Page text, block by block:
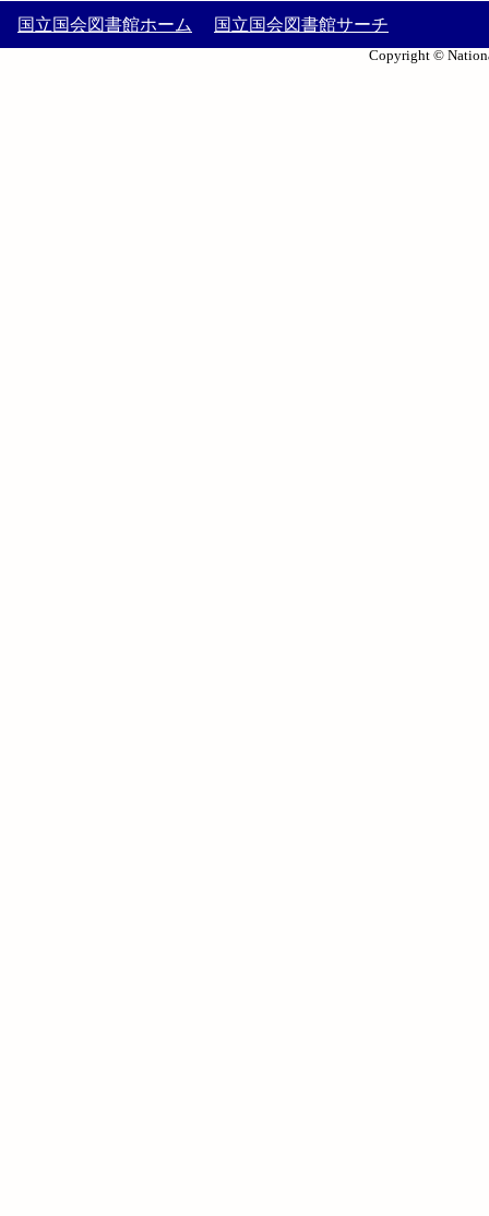
国立国会図書館ホーム 国立国会図書館サーチ
Copyright ©